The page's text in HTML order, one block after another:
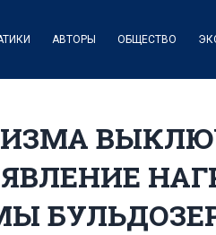
АВТОРЫ ОБЩЕСТВО